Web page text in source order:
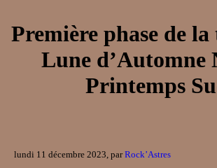
Première phase de
Lune d’Automne
Printemps
lundi 11 décembre 2023, parRock’Astres